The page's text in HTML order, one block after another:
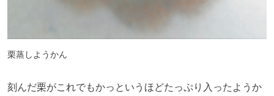
栗蒸しようかん
刻んだ栗がこれでもかっというほどたっぷり入ったようか